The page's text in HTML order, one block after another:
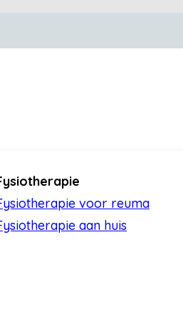
voor reuma
aan huis